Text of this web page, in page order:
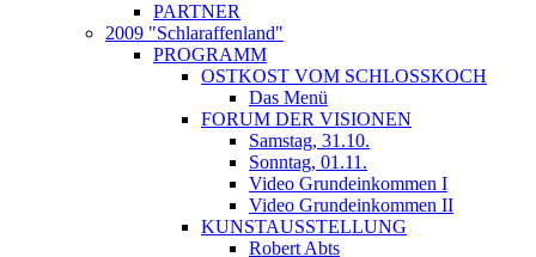
PARTNER
2009 "Schlaraffenland"
PROGRAMM
OSTKOST VOM SCHLOSSKOCH
Das Menü
FORUM DER VISIONEN
Samstag, 31.10.
Sonntag, 01.11.
Video Grundeinkommen I
Video Grundeinkommen II
KUNSTAUSSTELLUNG
Robert Abts